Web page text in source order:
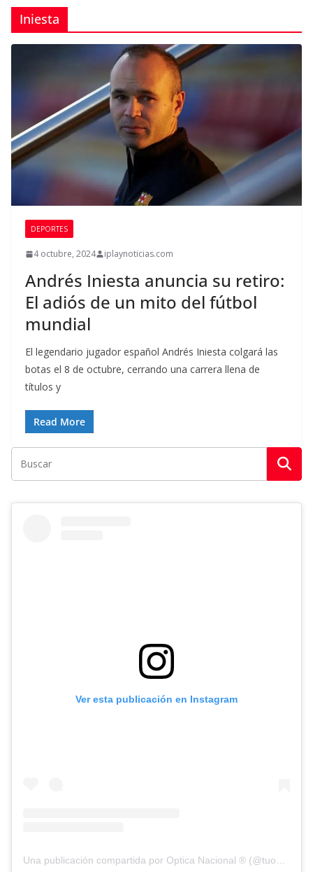
Iniesta
DEPORTES
4 octubre, 2024 iplaynoticias.com
Andrés Iniesta anuncia su retiro:
El adiós de un mito del fútbol
mundial
El legendario jugador español Andrés Iniesta colgará las
botas el 8 de octubre, cerrando una carrera llena de
títulos y
Read More
Ver esta publicación en Instagram
Una publicación compartida por Optica Nacional ® (@tuopticanacional)